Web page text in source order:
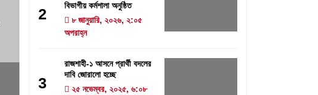
2
বিভাগীয় কর্মশালা অনুষ্ঠিত
৮ জানুয়ারি, ২০২৬, ২:০৫
অপরাহ্ন
3
রাজশাহী-১ আসনে প্রার্থী বদলের
দাবি জোরালো হচ্ছে
২৫ নভেম্বর, ২০২৫, ৬:০৮